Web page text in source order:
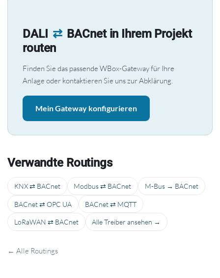
DALI ⇄ BACnet in Ihrem Projekt
routen
Finden Sie das passende WBox-Gateway für Ihre
Anlage oder kontaktieren Sie uns zur Abklärung.
Mein Gateway konfigurieren
Verwandte Routings
KNX ⇄ BACnet Modbus ⇄ BACnet M-Bus → BACnet
BACnet ⇄ OPC UA BACnet ⇄ MQTT
LoRaWAN ⇄ BACnet Alle Treiber ansehen →
← Alle Routings